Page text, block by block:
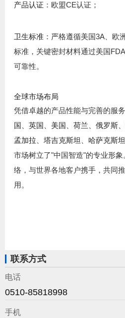
产品认证 ：欧盟CE认证；
卫生标准 ：严格遵循美国3A、欧
标准，关键密封材料通过美国
可靠性。
全球市场布局
凭借卓越的产品性能与完善的服
国、英国、美国、荷兰、俄罗斯
孟加拉、塔吉克斯坦、哈萨克斯
市场树立了"中国智造"的专业形
络，与世界各地客户携手，共同
用。
联系方式
电话
0510-85818998
手机